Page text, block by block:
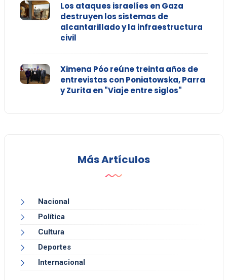
Los ataques israelíes en Gaza
destruyen los sistemas de
alcantarillado y la infraestructura
civil
Ximena Póo reúne treinta años de
entrevistas con Poniatowska, Parra
y Zurita en "Viaje entre siglos"
Más Artículos
Nacional
Política
Cultura
Deportes
Internacional